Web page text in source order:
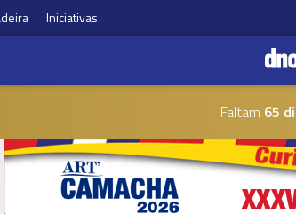
Iniciativas
Faltam 65